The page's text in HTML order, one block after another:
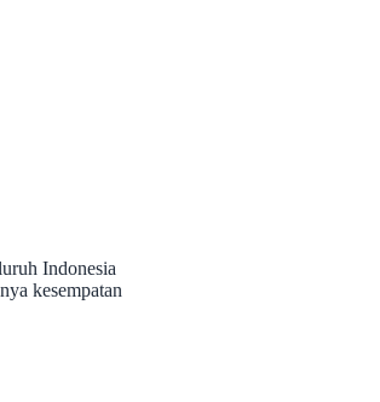
Indonesia
kesempatan